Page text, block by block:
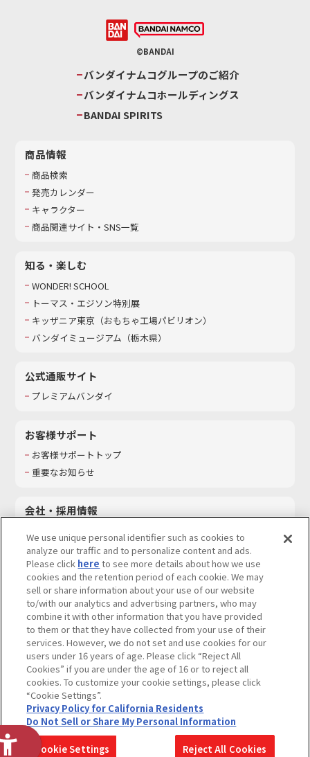
©BANDAI
バンダイナムコグループのご紹介
バンダイナムコホールディングス
BANDAI SPIRITS
商品情報
商品検索
発売カレンダー
キャラクター
商品関連サイト・SNS一覧
知る・楽しむ
WONDER! SCHOOL
トーマス・エジソン特別展
キッザニア東京（おもちゃ工場パビリオン）​
バンダイミュージアム（栃木県）
公式通販サイト
プレミアムバンダイ
お客様サポート
お客様サポートトップ
重要なお知らせ
会社・採用情報
採用情報
サステナビリティ
お問い合わせ
ウェブサイトご利用条件 ソーシャルメディアポリシー
個人情報及び特定個人情報等の取り扱いに関する保護方針
Do Not Sell or Share My Personal Information著作権・商標について
カスタマーハラスメントに対する基本的な対応方針
コピーライト一覧を表示する
We use unique personal identifier such as cookies to
analyze our traffic and to personalize content and ads.
Please click here to see more details about how we use
cookies and the retention period of each cookie. We may
sell or share information about your use of our website
to/with our analytics and advertising partners, who may
combine it with other information that you have provided
to them or that they have collected from your use of their
services. However, we do not set and use cookies for our
users under 16 years of age. Please click “Reject All
Cookies” if you are under the age of 16 or to reject all
cookies. To customize your cookie settings, please click
“Cookie Settings”.
Privacy Policy for California Residents
Do Not Sell or Share My Personal Information
Cookie Settings Reject All Cookies